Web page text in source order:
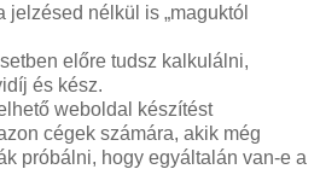
jelzésed nélkül is „maguktól
előre tudsz kalkulálni,
és kész.
weboldal készítést
cégek számára, akik még
próbálni, hogy egyáltalán van-e a